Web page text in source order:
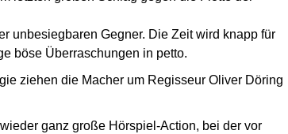
unbesiegbaren Gegner. Die Zeit wird knapp für
böse Überraschungen in petto.
ziehen die Macher um Regisseur Oliver Döring
ganz große Hörspiel-Action, bei der vor